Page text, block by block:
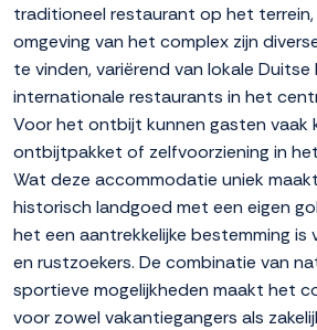
traditioneel restaurant op het
omgeving van het complex zijn
te vinden, variërend van lokale
internationale restaurants in het
Voor het ontbijt kunnen gasten vaak
ontbijtpakket of zelfvoorziening in
Wat deze accommodatie uniek
historisch landgoed met een eigen
het een aantrekkelijke bestemming
en rustzoekers. De combinatie van
sportieve mogelijkheden maakt het
voor zowel vakantiegangers als